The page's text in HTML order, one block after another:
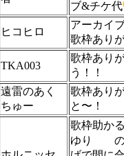
ブ&チケ代
ヒコヒロ
アーカイ
歌枠あり
TKA003
歌枠あり
う！！
遠雷のあく
ちゅー
歌枠あり
と〜！
歌枠助か
ゆり